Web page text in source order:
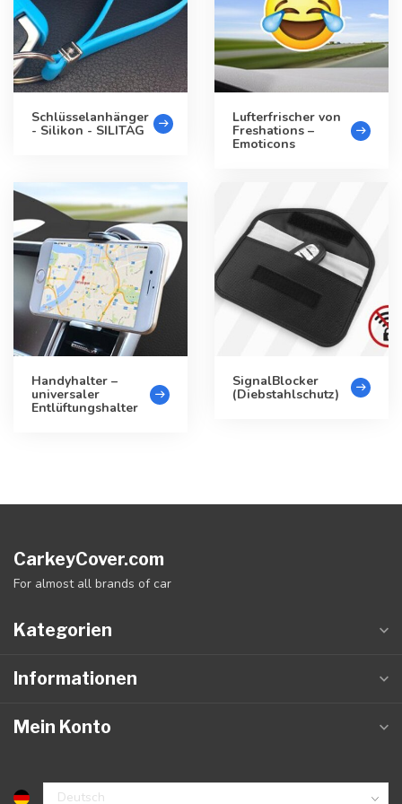
Schlüsselanhänger
- Silikon - SILITAG
Lufterfrischer von
Freshations –
Emoticons
Handyhalter –
universaler
Entlüftungshalter
SignalBlocker
(Diebstahlschutz)
CarkeyCover.com
For almost all brands of car
Kategorien
Informationen
Mein Konto